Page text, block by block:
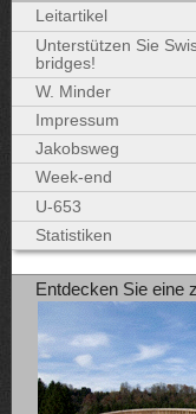
Leitartikel
Unterstützen Sie
bridges!
W. Minder
Impressum
Jakobsweg
Week-end
U-653
Statistiken
Entdecken Sie eine